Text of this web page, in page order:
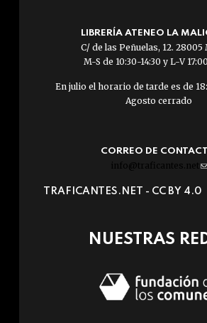
LIBRERÍA ATENEO LA
C/ de las Peñuelas, 12. 28005
M-S de 10:30-14:30 y L-V
En julio el horario de tarde es de
Agosto cerrado
CORREO DE
info@traficantes.net
e-
TRAFICANTES.NET - CC BY 4.0
NUESTRAS